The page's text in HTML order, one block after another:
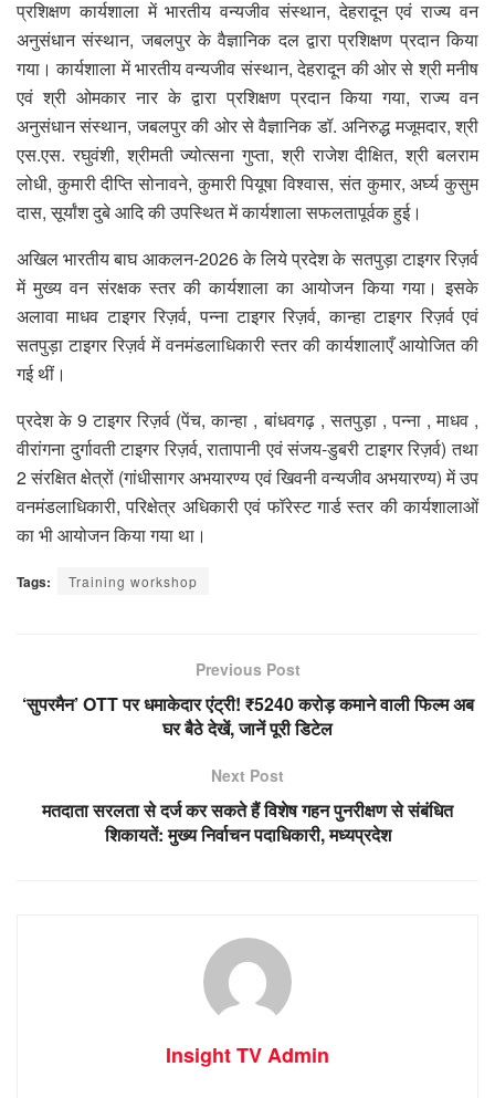
प्रशिक्षण कार्यशाला में भारतीय वन्यजीव संस्थान, देहरादून एवं राज्य वन
अनुसंधान संस्थान, जबलपुर के वैज्ञानिक दल द्वारा प्रशिक्षण प्रदान किया
गया। कार्यशाला में भारतीय वन्यजीव संस्थान, देहरादून की ओर से श्री मनीष
एवं श्री ओमकार नार के द्वारा प्रशिक्षण प्रदान किया गया, राज्य वन
अनुसंधान संस्थान, जबलपुर की ओर से वैज्ञानिक डॉ. अनिरुद्ध मजूमदार, श्री
एस.एस. रघुवंशी, श्रीमती ज्योत्सना गुप्ता, श्री राजेश दीक्षित, श्री बलराम
लोधी, कुमारी दीप्ति सोनावने, कुमारी पियूषा विश्वास, संत कुमार, अर्घ्य कुसुम
दास, सूर्यांश दुबे आदि की उपस्थित में कार्यशाला सफलतापूर्वक हुई।
अखिल भारतीय बाघ आकलन-2026 के लिये प्रदेश के सतपुड़ा टाइगर रिज़र्व
में मुख्य वन संरक्षक स्तर की कार्यशाला का आयोजन किया गया। इसके
अलावा माधव टाइगर रिज़र्व, पन्ना टाइगर रिज़र्व, कान्हा टाइगर रिज़र्व एवं
सतपुड़ा टाइगर रिज़र्व में वनमंडलाधिकारी स्तर की कार्यशालाएँ आयोजित की
गई थीं।
प्रदेश के 9 टाइगर रिज़र्व (पेंच, कान्हा , बांधवगढ़ , सतपुड़ा , पन्ना , माधव ,
वीरांगना दुर्गावती टाइगर रिज़र्व, रातापानी एवं संजय-डुबरी टाइगर रिज़र्व) तथा
2 संरक्षित क्षेत्रों (गांधीसागर अभयारण्य एवं खिवनी वन्यजीव अभयारण्य) में उप
वनमंडलाधिकारी, परिक्षेत्र अधिकारी एवं फॉरेस्ट गार्ड स्तर की कार्यशालाओं
का भी आयोजन किया गया था।
Tags: Training workshop
Previous Post
‘सुपरमैन’ OTT पर धमाकेदार एंट्री! ₹5240 करोड़ कमाने वाली फिल्म अब
घर बैठे देखें, जानें पूरी डिटेल
Next Post
मतदाता सरलता से दर्ज कर सकते हैं विशेष गहन पुनरीक्षण से संबंधित
शिकायतें: मुख्य निर्वाचन पदाधिकारी, मध्यप्रदेश
Insight TV Admin